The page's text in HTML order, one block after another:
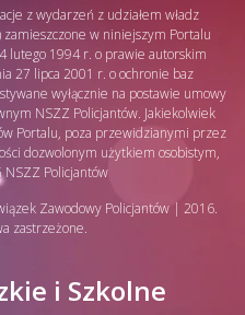
z wydarzeń z udziałem władz
w niniejszym Portalu
lutego 1994 r. o prawie autorskim
27 lipca 2001 r. o ochronie baz
wyłącznie na postawie umowy
NSZZ Policjantów. Jakiekolwiek
Portalu, poza przewidzianymi przez
dozwolonym użytkiem osobistym,
Policjantów
Zawodowy Policjantów | 2016.
zastrzeżone.
i Szkolne